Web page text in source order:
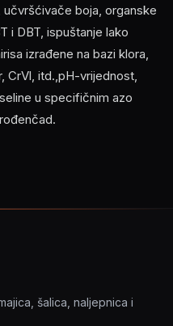
boja, organske
i DBT, ispuštanje lako
izrađene na bazi klora,
CrVl, itd.,pH-vrijednost,
u specifičnim azo
šalica, naljepnica i